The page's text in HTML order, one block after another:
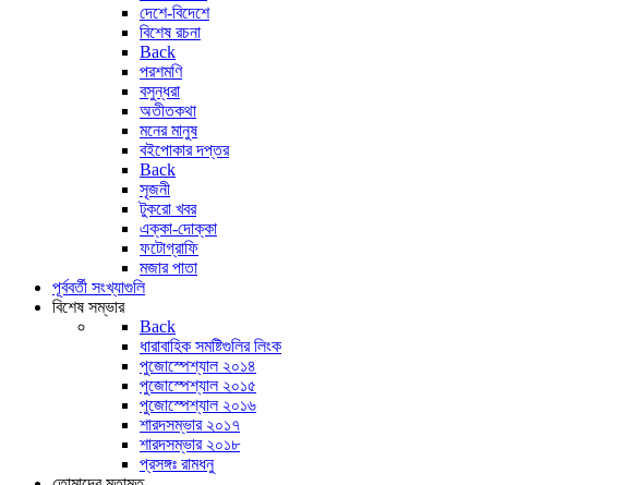
দেশে-বিদেশে
বিশেষ রচনা
Back
পরশমণি
বসুন্ধরা
অতীতকথা
মনের মানুষ
বইপোকার দপ্তর
Back
সৃজনী
টুকরো খবর
এক্কা-দোক্কা
ফটোগ্রাফি
মজার পাতা
পূর্ববর্তী সংখ্যাগুলি
বিশেষ সম্ভার
Back
ধারাবাহিক সমষ্টিগুলির লিংক
পুজোস্পেশ্যাল ২০১৪
পুজোস্পেশ্যাল ২০১৫
পুজোস্পেশ্যাল ২০১৬
শারদসম্ভার ২০১৭
শারদসম্ভার ২০১৮
প্রসঙ্গঃ রামধনু